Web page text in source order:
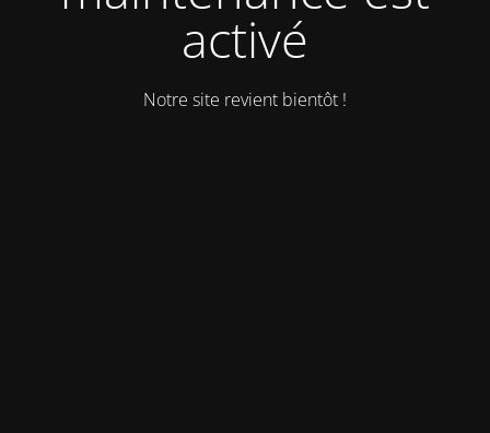
activé
Notre site revient bientôt !